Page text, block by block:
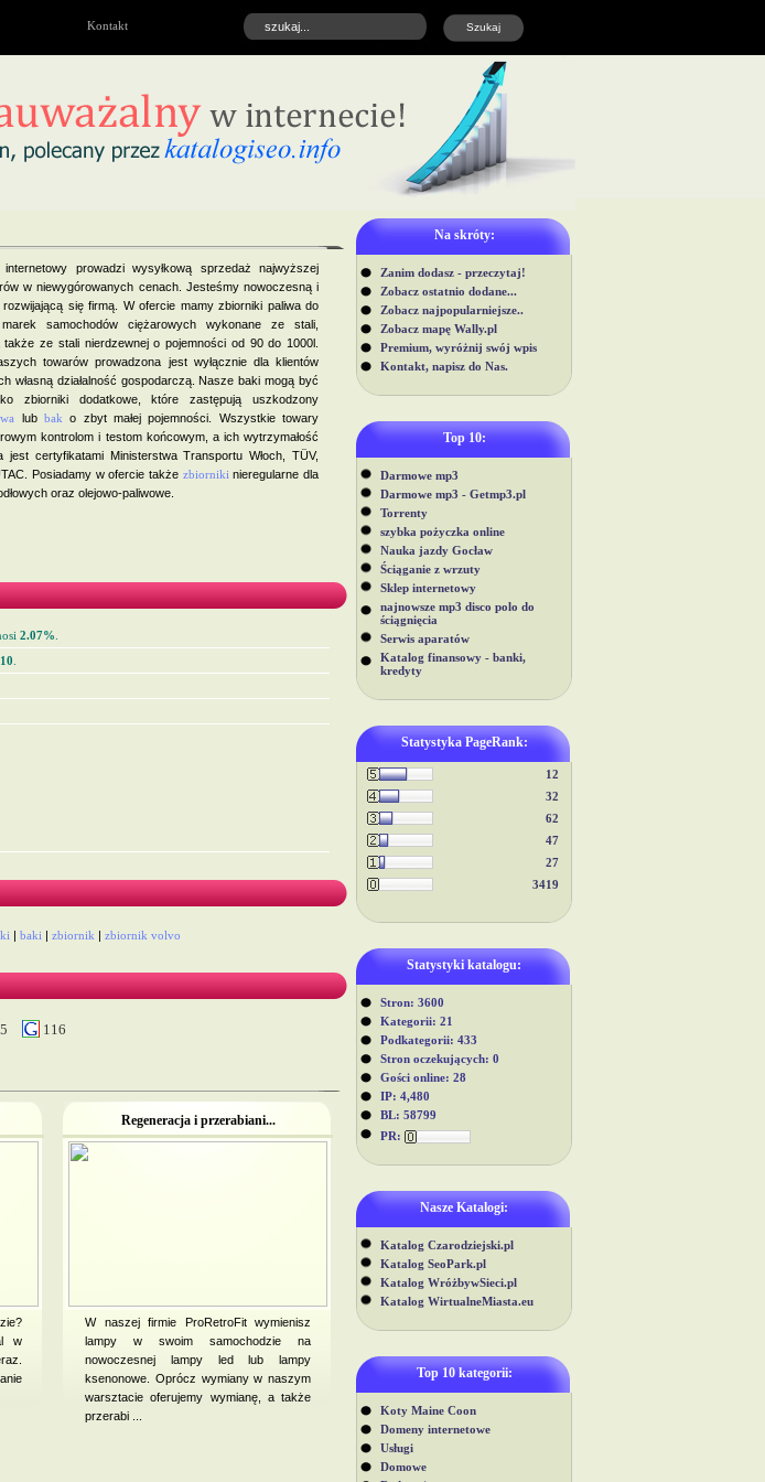
Kontakt
Na skróty:
Zanim dodasz - przeczytaj!
Zobacz ostatnio dodane...
Zobacz najpopularniejsze..
Zobacz mapę Wally.pl
Premium, wyróżnij swój wpis
Kontakt, napisz do Nas.
Top 10:
Darmowe mp3
Darmowe mp3 - Getmp3.pl
Torrenty
szybka pożyczka online
Nauka jazdy Gocław
Ściąganie z wrzuty
Sklep internetowy
najnowsze mp3 disco polo do
ściągnięcia
Serwis aparatów
Katalog finansowy - banki,
kredyty
Statystyka PageRank:
12
32
62
47
27
3419
Statystyki katalogu:
Stron: 3600
Kategorii: 21
Podkategorii: 433
Stron oczekujących: 0
Gości online: 28
IP: 4,480
BL: 58799
PR:
Nasze Katalogi:
Katalog Czarodziejski.pl
Katalog SeoPark.pl
Katalog WróżbywSieci.pl
Katalog WirtualneMiasta.eu
Top 10 kategorii:
Koty Maine Coon
Domeny internetowe
Usługi
Domowe
prowadzi wysyłkową sprzedaż najwyższej
w niewygórowanych cenach. Jesteśmy nowoczesną i
rozwijającą się firmą. W ofercie mamy zbiorniki paliwa do
samochodów ciężarowych wykonane ze stali,
także ze stali nierdzewnej o pojemności od 90 do 1000l.
towarów prowadzona jest wyłącznie dla klientów
własną działalność gospodarczą. Nasze baki mogą być
zbiorniki dodatkowe, które zastępują uszkodzony
lubbak o zbyt małej pojemności. Wszystkie towary
kontrolom i testom końcowym, a ich wytrzymałość
jest certyfikatami Ministerstwa Transportu Włoch, TÜV,
Posiadamy w ofercie także zbiorniki nieregularne dla
oraz olejowo-paliwowe.
2.07%
| baki | zbiornik | zbiornik volvo
116
w
Regeneracja i przerabiani...
W naszej firmie ProRetroFit wymienisz
lampy w swoim samochodzie na
nowoczesnej lampy led lub lampy
ksenonowe. Oprócz wymiany w naszym
warsztacie oferujemy wymianę, a także
przerabi ...